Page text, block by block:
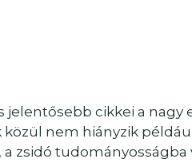
jelentősebb cikkei a
nem hiányzik
a zsidó